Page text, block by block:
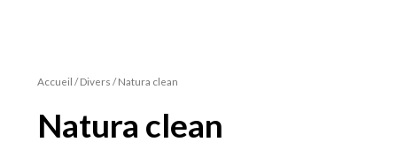
Accueil /Divers / Natura clean
Natura clean